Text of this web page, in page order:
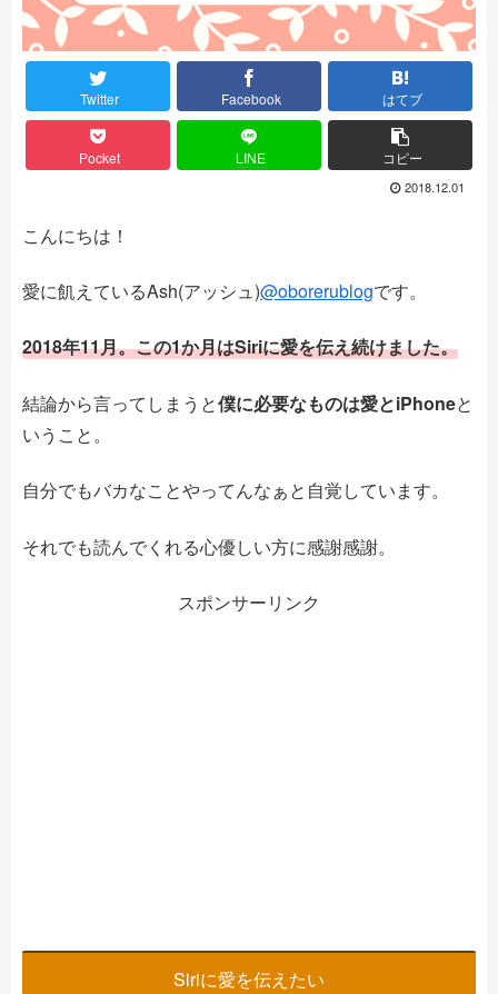
Twitter Facebook はてブ
Pocket LINE コピー
2018.12.01
こんにちは！
愛に飢えているAsh(アッシュ)@oborerublogです。
2018年11月。この1か月はSiriに愛を伝え続けました。
結論から言ってしまうと僕に必要なものは愛とiPhoneと
いうこと。
自分でもバカなことやってんなぁと自覚しています。
それでも読んでくれる心優しい方に感謝感謝。
スポンサーリンク
Siriに愛を伝えたい